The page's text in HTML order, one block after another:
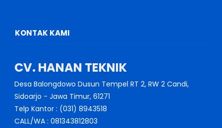
KONTAK KAMI
CV. HANAN TEKNIK
Desa Balongdowo Dusun Tempel RT 2, RW 2 Candi,
Sidoarjo - Jawa Timur, 61271
Telp Kantor : (031) 8943518
CALL/WA : 081343812803